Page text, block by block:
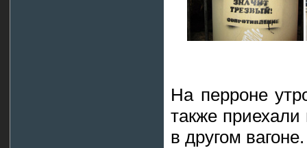
На перроне
также
в другом вагоне.